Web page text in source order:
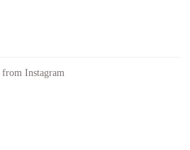
Instagram